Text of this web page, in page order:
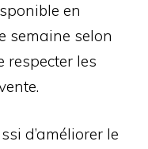
en
semaine selon
respecter les
d’améliorer le